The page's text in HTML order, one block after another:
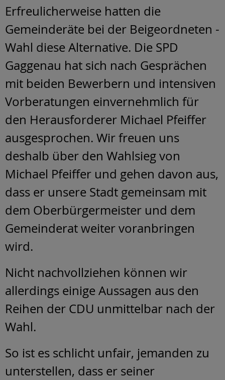
Erfreulicherweise hatten die
Gemeinderäte bei der Beigeordneten -
Wahl diese Alternative. Die SPD
Gaggenau hat sich nach Gesprächen
mit beiden Bewerbern und intensiven
Vorberatungen einvernehmlich für
den Herausforderer Michael Pfeiffer
ausgesprochen. Wir freuen uns
deshalb über den Wahlsieg von
Michael Pfeiffer und gehen davon aus,
dass er unsere Stadt gemeinsam mit
dem Oberbürgermeister und dem
Gemeinderat weiter voranbringen
wird.
Nicht nachvollziehen können wir
allerdings einige Aussagen aus den
Reihen der CDU unmittelbar nach der
Wahl.
So ist es schlicht unfair, jemanden zu
unterstellen, dass er seiner